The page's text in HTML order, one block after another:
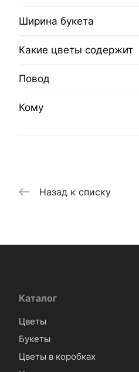
Ширина букета
Какие цветы содержит
Повод
Кому
Назад к списку
Каталог
Цветы
Букеты
Цветы в коробках